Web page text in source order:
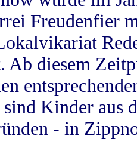
Freudenfier
Ab diesem
Kinder aus
- in